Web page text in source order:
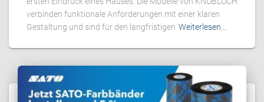
verbinden funktionale Anforderungen mit einer klaren
Gestaltung und sind für den langfristigen Weiterlesen…